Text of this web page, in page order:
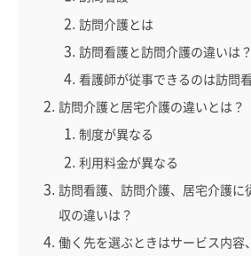
訪問介護とは
訪問看護と訪問介護の違いは？
看護師が従事できるのは訪問
訪問介護と居宅介護の違いとは？
制度が異なる
利用料金が異なる
訪問看護、訪問介護、居宅介護に
収の違いは？
働く先を選ぶときはサービス内容